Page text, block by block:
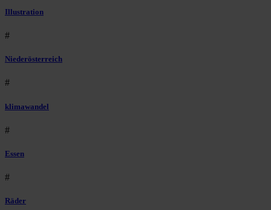
Illustration
#
Niederösterreich
#
klimawandel
#
Essen
#
Räder